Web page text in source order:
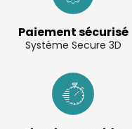
Paiement sécurisé
Système Secure 3D